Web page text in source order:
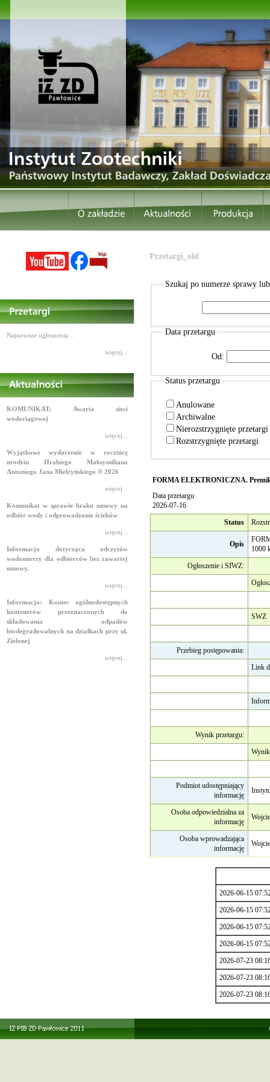
Najnowsze ogłoszenia ..
więcej...
KOMUNIKAT: Awaria sieci
wodociągowej
więcej...
Wyjątkowe wydarzenie w rocznicę
urodzin Hrabiego Maksymiliana
Antoniego Jana Mielżyńskiego ® 2026
więcej...
Komunikat w sprawie braku umowy na
odbiór wody i odprowadzanie ścieków
więcej...
Informacja dotycząca odczytów
wodomierzy dla odbiorców bez zawartej
umowy.
więcej...
Informacja: Koniec ogólnodostępnych
kontenerów przeznaczonych do
składowania odpadów
biodegradowalnych na działkach przy ul.
Zielonej
więcej...
Przetargi_old
Szukaj po numerze sprawy
Data przetargu
Od:
Status przetargu
Anulowane
Archiwalne
Nierozstrzygnięte przetargi
Rozstrzygnięte przetargi
FORMA ELEKTRONICZNA.
Data przetargu
2026-07-16
Status
Opis
1000
Ogłoszenie i SIWZ:
SWZ
Przebieg postępowania:
Link
Wynik przetargu:
Podmiot udostępniający
informację
Osoba odpowiedzialna za
informację
Osoba wprowadzająca
informację
2026-06-15
2026-06-15
2026-06-15
2026-06-15
2026-07-23
2026-07-23
2026-07-23